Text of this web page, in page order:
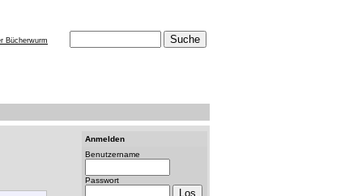
Bücherwurm
Anmelden
Benutzername
Passwort